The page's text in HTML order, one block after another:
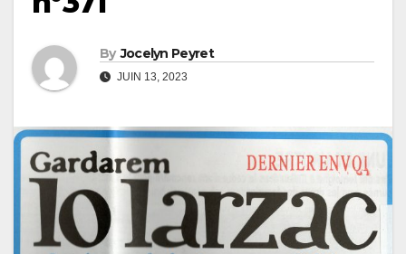
By Jocelyn Peyret
JUIN 13, 2023